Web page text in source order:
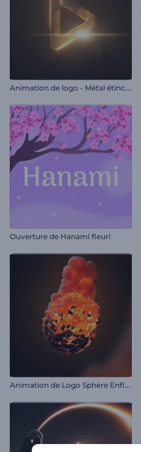
A
nimation de logo - Métal étincelant
Ouverture de Hanami fleuri
A
nimation de Logo Sphère Enflammée